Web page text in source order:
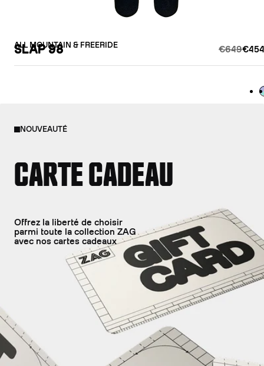
ALL MOUNTAIN & FREERIDE
SLAP 98 €649
NOUVEAUTÉ
CARTE CADEAU
Offrez la liberté de choisir
parmi toute la collection ZAG
avec nos cartes cadeaux